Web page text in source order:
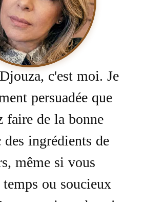
c'est moi. Je
persuadée que
faire de la bonne
des ingrédients de
même si vous
ou soucieux